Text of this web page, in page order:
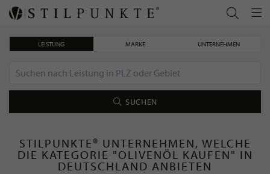
LEISTUNG MARKE UNTERNEHMEN
SUCHEN
STILPUNKTE® UNTERNEHMEN, WELCHE
DIE KATEGORIE "OLIVENÖL KAUFEN" IN
DEUTSCHLAND ANBIETEN